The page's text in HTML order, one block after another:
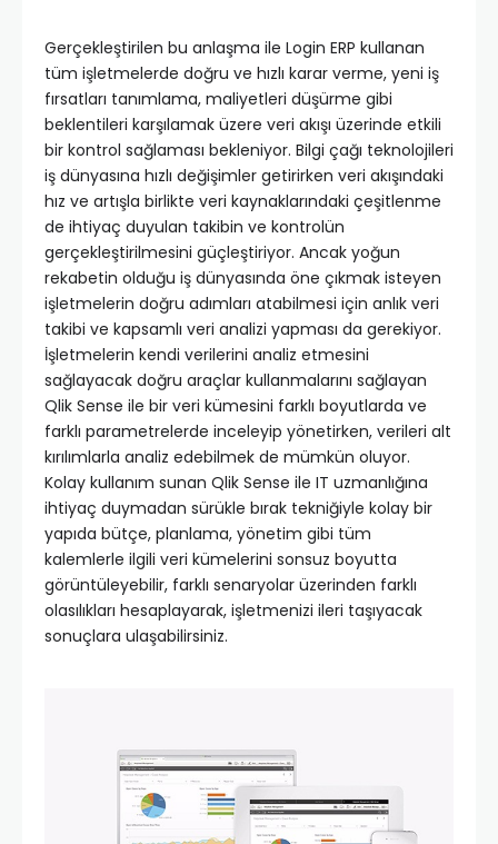
Gerçekleştirilen bu anlaşma ile Login ERP kullanan
tüm işletmelerde doğru ve hızlı karar verme, yeni iş
fırsatları tanımlama, maliyetleri düşürme gibi
beklentileri karşılamak üzere veri akışı üzerinde etkili
bir kontrol sağlaması bekleniyor. Bilgi çağı teknolojileri
iş dünyasına hızlı değişimler getirirken veri akışındaki
hız ve artışla birlikte veri kaynaklarındaki çeşitlenme
de ihtiyaç duyulan takibin ve kontrolün
gerçekleştirilmesini güçleştiriyor. Ancak yoğun
rekabetin olduğu iş dünyasında öne çıkmak isteyen
işletmelerin doğru adımları atabilmesi için anlık veri
takibi ve kapsamlı veri analizi yapması da gerekiyor.
İşletmelerin kendi verilerini analiz etmesini
sağlayacak doğru araçlar kullanmalarını sağlayan
Qlik Sense ile bir veri kümesini farklı boyutlarda ve
farklı parametrelerde inceleyip yönetirken, verileri alt
kırılımlarla analiz edebilmek de mümkün oluyor.
Kolay kullanım sunan Qlik Sense ile IT uzmanlığına
ihtiyaç duymadan sürükle bırak tekniğiyle kolay bir
yapıda bütçe, planlama, yönetim gibi tüm
kalemlerle ilgili veri kümelerini sonsuz boyutta
görüntüleyebilir, farklı senaryolar üzerinden farklı
olasılıkları hesaplayarak, işletmenizi ileri taşıyacak
sonuçlara ulaşabilirsiniz.